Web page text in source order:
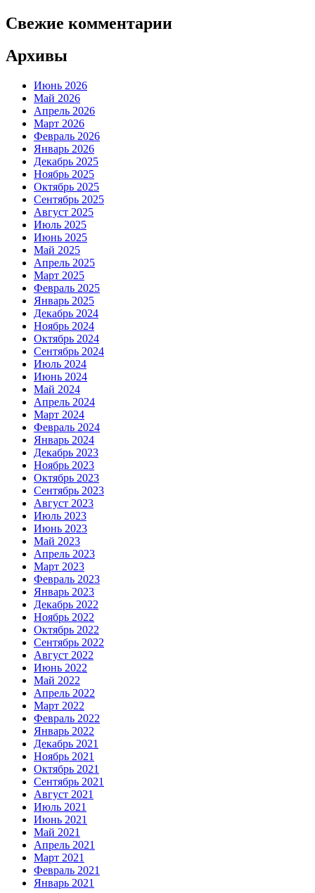
Свежие комментарии
Архивы
Июнь 2026
Май 2026
Апрель 2026
Март 2026
Февраль 2026
Январь 2026
Декабрь 2025
Ноябрь 2025
Октябрь 2025
Сентябрь 2025
Август 2025
Июль 2025
Июнь 2025
Май 2025
Апрель 2025
Март 2025
Февраль 2025
Январь 2025
Декабрь 2024
Ноябрь 2024
Октябрь 2024
Сентябрь 2024
Июль 2024
Июнь 2024
Май 2024
Апрель 2024
Март 2024
Февраль 2024
Январь 2024
Декабрь 2023
Ноябрь 2023
Октябрь 2023
Сентябрь 2023
Август 2023
Июль 2023
Июнь 2023
Май 2023
Апрель 2023
Март 2023
Февраль 2023
Январь 2023
Декабрь 2022
Ноябрь 2022
Октябрь 2022
Сентябрь 2022
Август 2022
Июнь 2022
Май 2022
Апрель 2022
Март 2022
Февраль 2022
Январь 2022
Декабрь 2021
Ноябрь 2021
Октябрь 2021
Сентябрь 2021
Август 2021
Июль 2021
Июнь 2021
Май 2021
Апрель 2021
Март 2021
Февраль 2021
Январь 2021